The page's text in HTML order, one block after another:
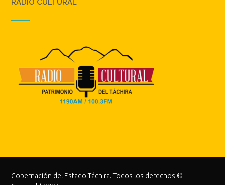
RADIO CULTURAL
Gobernación del Estado Táchira. Todos los derechos ©